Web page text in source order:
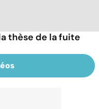
thèse de la fuite